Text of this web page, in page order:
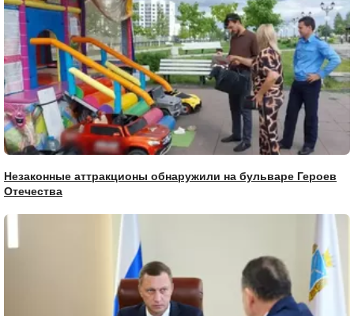
Незаконные аттракционы обнаружили на бульваре Героев
Отечества